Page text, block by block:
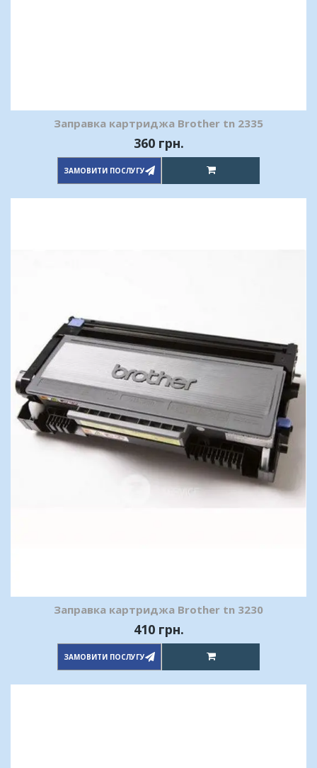
Заправка картриджа Brother tn 2335
360 грн.
ЗАМОВИТИ ПОСЛУГУ
Заправка картриджа Brother tn 3230
410 грн.
ЗАМОВИТИ ПОСЛУГУ